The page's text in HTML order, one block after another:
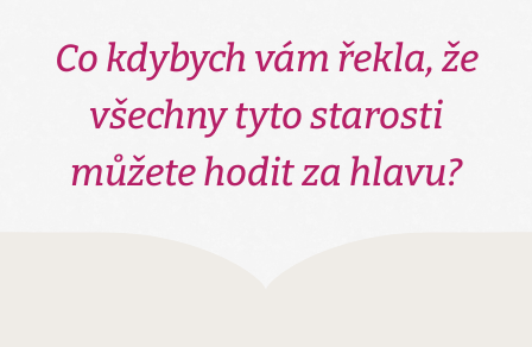
Co kdybych vám řekla, že
všechny tyto starosti
můžete hodit za hlavu?